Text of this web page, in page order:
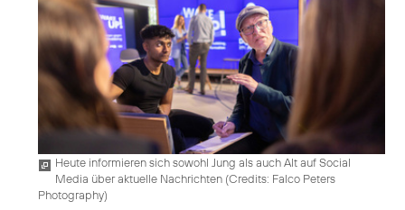
Heute informieren sich sowohl Jung als auch Alt auf Social
Media über aktuelle Nachrichten (Credits: Falco Peters
Photography)